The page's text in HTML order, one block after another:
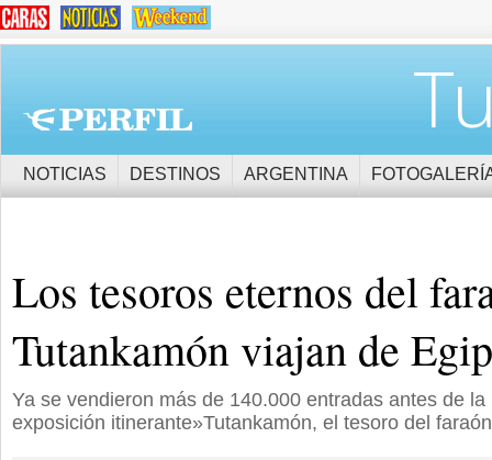
NOTICIAS DESTINOS ARGENTINA
Los tesoros eternos del
Tutankamón viajan de
Ya se vendieron más de 140.000 entradas antes de
exposición itinerante»Tutankamón, el tesoro del